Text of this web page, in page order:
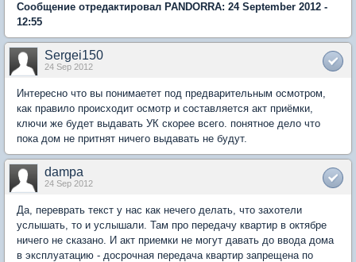
Сообщение отредактировал PANDORRA: 24 September 2012 -
12:55
Sergei150
24 Sep 2012
Интересно что вы понимаетет под предварительным осмотром,
как правило происходит осмотр и составляется акт приёмки,
ключи же будет выдавать УК скорее всего. понятное дело что
пока дом не притнят ничего выдавать не будут.
dampa
24 Sep 2012
Да, переврать текст у нас как нечего делать, что захотели
услышать, то и услышали. Там про передачу квартир в октябре
ничего не сказано. И акт приемки не могут давать до ввода дома
в эксплуатацию - досрочная передача квартир запрещена по